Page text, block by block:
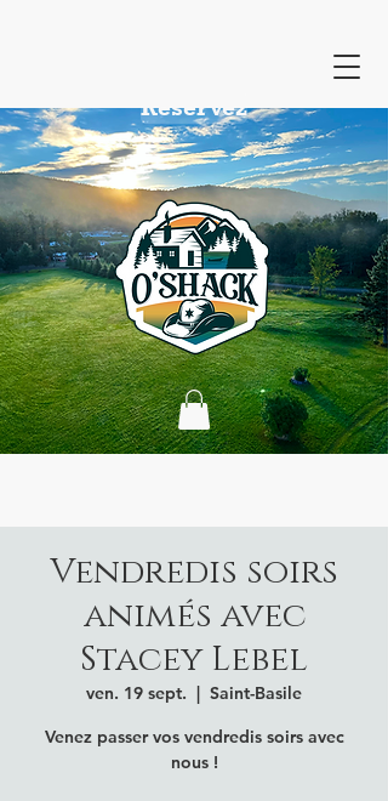
Réservez
Vendredis soirs
animés avec
Stacey Lebel
ven. 19 sept.
Saint-Basile
Venez passer vos vendredis soirs avec
nous !